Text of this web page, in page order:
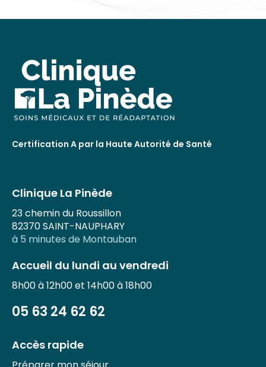
Certification A par la Haute Autorité de Santé
Clinique La Pinède
23 chemin du Roussillon
82370 SAINT-NAUPHARY
à 5 minutes de Montauban
Accueil du lundi au vendredi
8h00 à 12h00 et 14h00 à 18h00
05 63 24 62 62
Accès rapide